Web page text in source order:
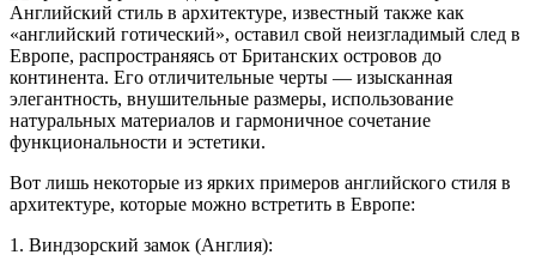
Английский стиль в архитектуре, известный также как
«английский готический», оставил свой неизгладимый след в
Европе, распространяясь от Британских островов до
континента. Его отличительные черты — изысканная
элегантность, внушительные размеры, использование
натуральных материалов и гармоничное сочетание
функциональности и эстетики.
Вот лишь некоторые из ярких примеров английского стиля в
архитектуре, которые можно встретить в Европе:
1. Виндзорский замок (Англия):